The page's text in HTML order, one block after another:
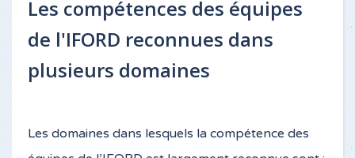
Les compétences des équipes
de l'IFORD reconnues dans
plusieurs domaines
Les domaines dans lesquels la compétence des